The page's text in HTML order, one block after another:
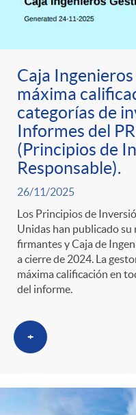
Caja
máxima
categorías de
Informes del
(Principios de
Responsable).
26/11/2025
Los Principios de
Unidas han publicado
firmantes y Caja de
a cierre de 2024. La
máxima calificación en
del informe.
+